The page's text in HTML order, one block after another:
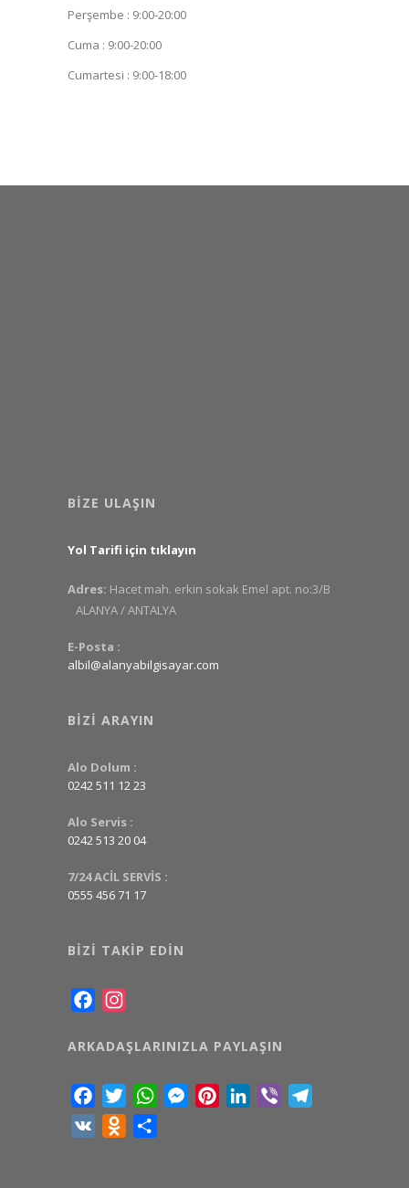
Perşembe : 9:00-20:00
Cuma : 9:00-20:00
Cumartesi : 9:00-18:00
BIZE ULAŞIN
Yol Tarifi için tıklayın
Adres: Hacet mah. erkin sokak Emel apt. no:3/B
ALANYA / ANTALYA
E-Posta :
albil@alanyabilgisayar.com
BIZI ARAYIN
Alo Dolum :
0242 511 12 23
Alo Servis :
0242 513 20 04
7/24 ACİL SERVİS :
0555 456 71 17
BIZI TAKIP EDIN
Facebook
ARKADAŞLARINIZLA PAYLAŞIN
FacebookTwitterWhatsAppMessenger
PinterestLinkedIn
Viber
VK
Odnoklassniki